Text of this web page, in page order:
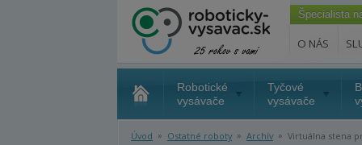
Špecialista
O NÁS
Robotické
vysávače
Tyčové
vysávače
Úvod » Ostatné roboty » Archív » Virtuálna stena